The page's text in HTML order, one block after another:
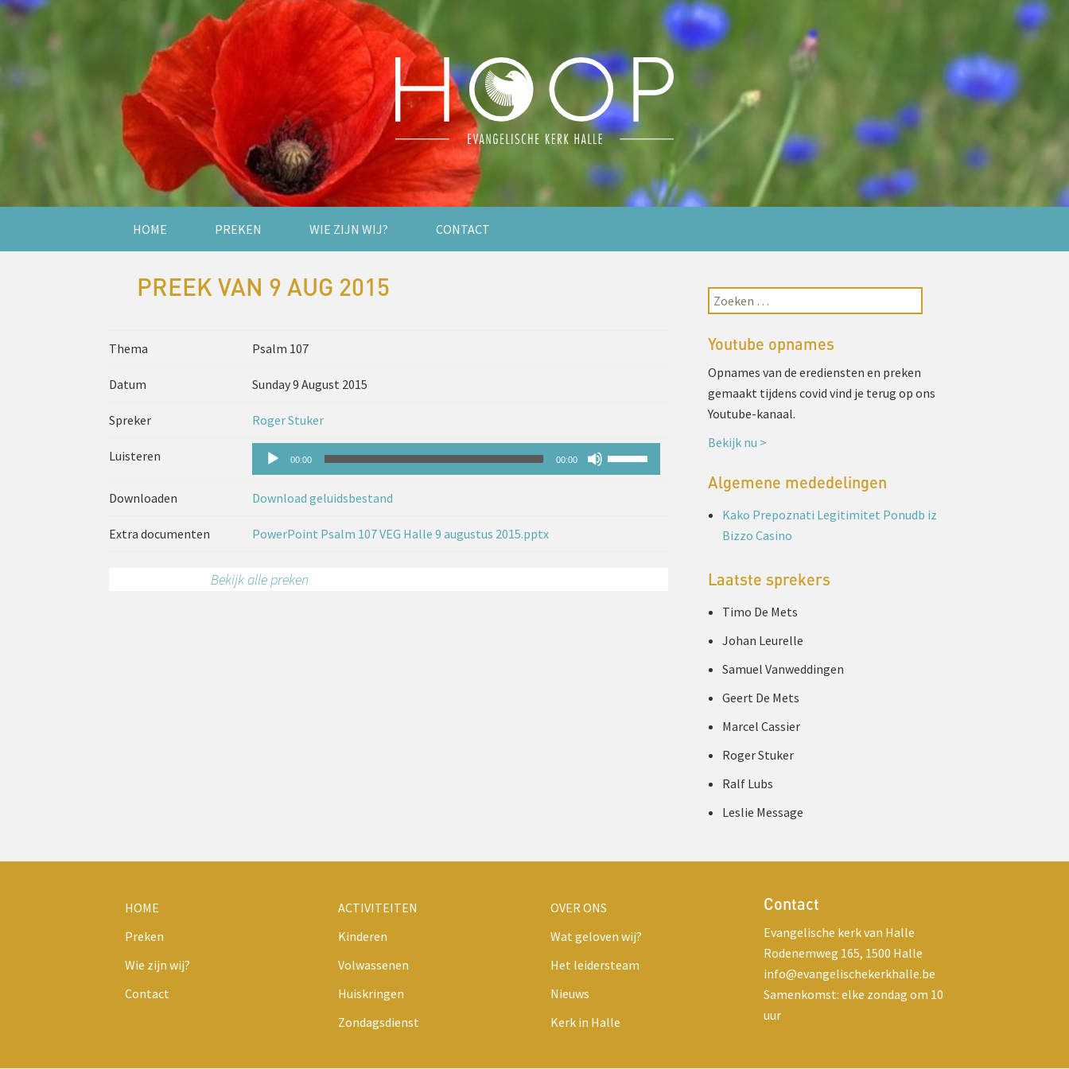
HOME PREKEN WIE ZIJN WIJ? CONTACT
PREEK VAN 9 AUG 2015
Thema Psalm 107
Datum Sunday 9 August 2015
Spreker Roger Stuker
Luisteren Audiospeler
00:00 00:00
Gebruik
Downloaden Download geluidsbestand
Extra documenten PowerPoint Psalm 107 VEG Halle 9 augustus 2015.pptx
Bekijk alle preken
Youtube opnames
Opnames van de erediensten en preken
gemaakt tijdens covid vind je terug op ons
Youtube-kanaal.
Bekijk nu >
Algemene mededelingen
Kako Prepoznati Legitimitet Ponudb iz
Bizzo Casino
Laatste sprekers
Timo De Mets
Johan Leurelle
Samuel Vanweddingen
Geert De Mets
Marcel Cassier
Roger Stuker
Ralf Lubs
Leslie Message
HOME
Preken
Wie zijn wij?
Contact
ACTIVITEITEN
Kinderen
Volwassenen
Huiskringen
Zondagsdienst
OVER ONS
Wat geloven wij?
Het leidersteam
Nieuws
Kerk in Halle
Contact
Evangelische kerk van Halle
Rodenemweg 165, 1500 Halle
info@evangelischekerkhalle.be
Samenkomst: elke zondag om 10
uur